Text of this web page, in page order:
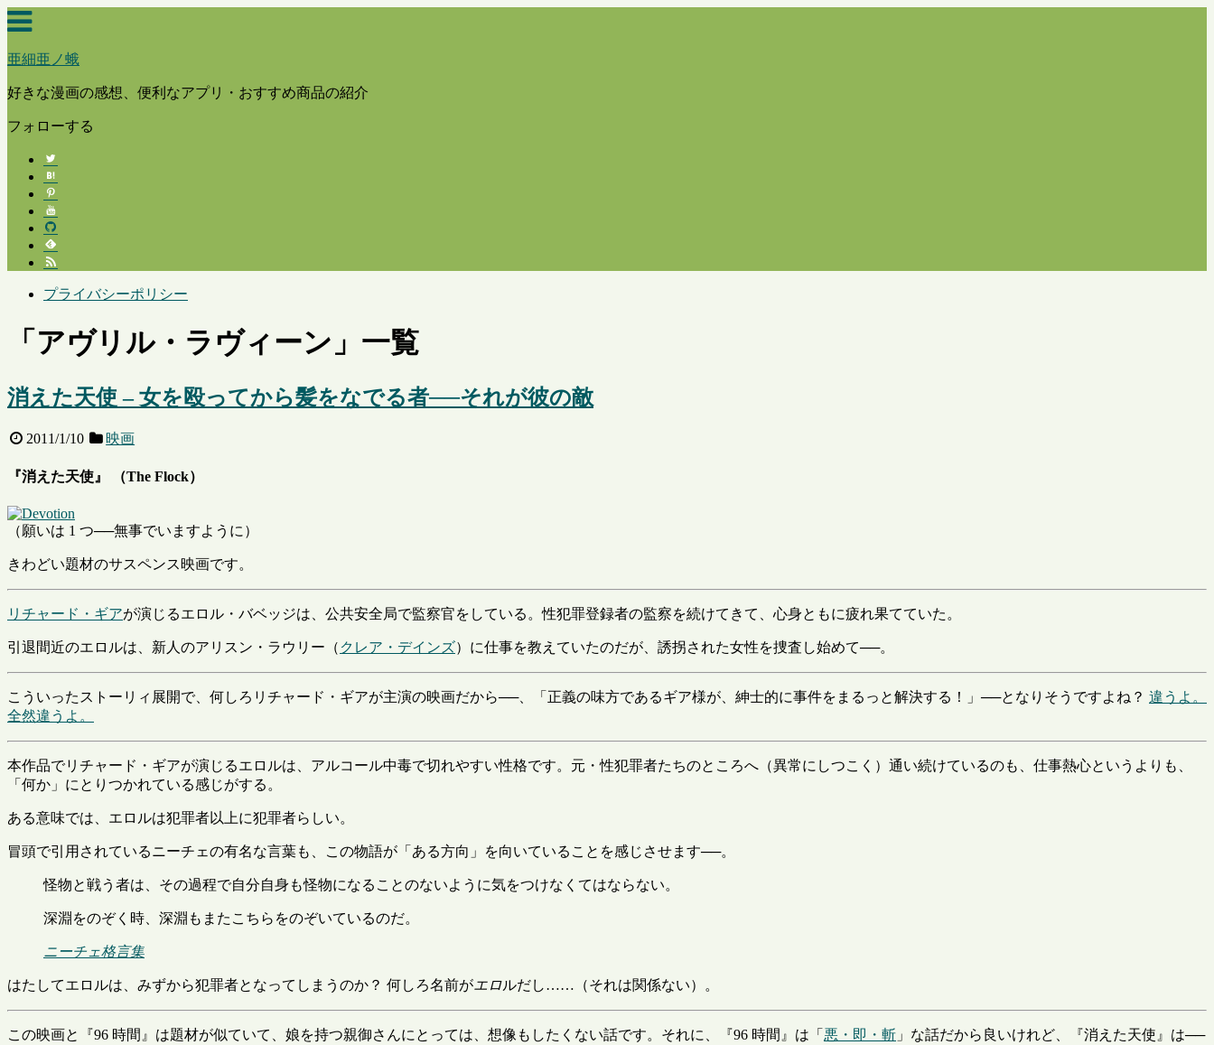
亜細亜ノ蛾
好きな漫画の感想、便利なアプリ・おすすめ商品の紹介
フォローする
プライバシーポリシー
「 アヴリル・ラヴィーン 」 一覧
消えた天使 – 女を殴ってから髪をなでる者──それが彼の敵
2011/1/10 映画
『消えた天使』 （The Flock）
（願いは 1 つ──無事でいますように）
きわどい題材のサスペンス映画です。
リチャード・ギアが演じるエロル・バベッジは、公共安全局で監察官をしている。性犯罪登録者の監察を続けてきて、心身ともに疲れ果てていた。
引退間近のエロルは、新人のアリスン・ラウリー（ クレア・デインズ）に仕事を教えていたのだが、誘拐された女性を捜査し始めて──。
こういったストーリィ展開で、何しろリチャード・ギアが主演の映画だから──、「正義の味方であるギア様が、紳士的に事件をまるっと解決する！」──となりそうですよね？ 違うよ。
全然違うよ。
本作品でリチャード・ギアが演じるエロルは、アルコール中毒で切れやすい性格です。元・性犯罪者たちのところへ（異常にしつこく）通い続けているのも、仕事熱心というよりも、
「何か」にとりつかれている感じがする。
ある意味では、エロルは犯罪者以上に犯罪者らしい。
冒頭で引用されているニーチェの有名な言葉も、この物語が「ある方向」を向いていることを感じさせます──。
怪物と戦う者は、その過程で自分自身も怪物になることのないように気をつけなくてはならない。
深淵をのぞく時、深淵もまたこちらをのぞいているのだ。
ニーチェ格言集
はたしてエロルは、みずから犯罪者となってしまうのか？ 何しろ名前がエロルだし……（それは関係ない）。
この映画と『96 時間』は題材が似ていて、娘を持つ親御さんにとっては、想像もしたくない話です。それに、『96 時間』は「 悪・即・斬 」な話だから良いけれど、『消えた天使』は──